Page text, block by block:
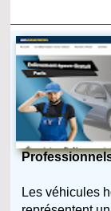
Les véhicules